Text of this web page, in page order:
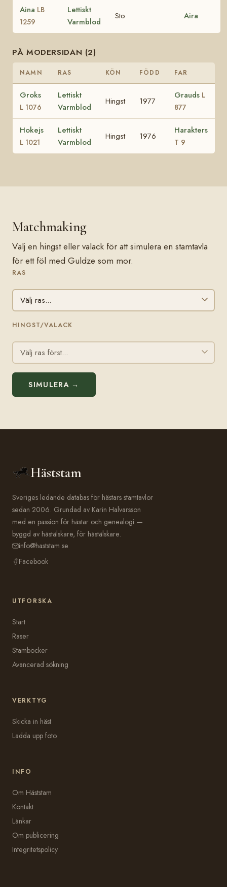
Aina LB
1259
Lettiskt
Varmblod
Sto Aira
PÅ MODERSIDAN (2)
NAMN RAS KÖN FÖDD FAR
Groks
L 1076
Lettiskt
Varmblod
Hingst 1977
Grauds L
877
Hokejs
L 1021
Lettiskt
Varmblod
Hingst 1976
Harakters
T 9
Matchmaking
Välj en hingst eller valack för att simulera en stamtavla
för ett föl med Guldze som mor.
RAS
HINGST/VALACK
SIMULERA →
Häststam
Sveriges ledande databas för hästars stamtavlor
sedan 2006. Grundad av Karin Halvarsson
med en passion för hästar och genealogi —
byggd av hästälskare, för hästälskare.
info@haststam.se
Facebook
UTFORSKA
Start
Raser
Stamböcker
Avancerad sökning
VERKTYG
Skicka in häst
Ladda upp foto
INFO
Om Häststam
Kontakt
Länkar
Om publicering
Integritetspolicy